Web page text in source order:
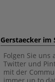
Gerstaecker im
Folgen Sie uns
Twitter und
mit der